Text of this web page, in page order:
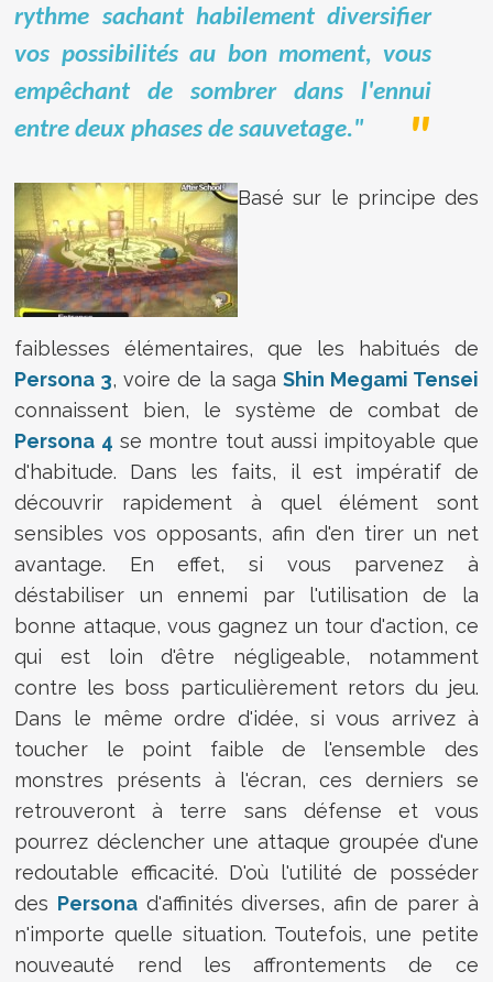
rythme sachant habilement diversifier
vos possibilités au bon moment, vous
empêchant de sombrer dans l'ennui
entre deux phases de sauvetage."
Basé sur le principe des
faiblesses élémentaires, que les habitués de
Persona 3, voire de la saga Shin Megami Tensei
connaissent bien, le système de combat de
Persona 4 se montre tout aussi impitoyable que
d'habitude. Dans les faits, il est impératif de
découvrir rapidement à quel élément sont
sensibles vos opposants, afin d'en tirer un net
avantage. En effet, si vous parvenez à
déstabiliser un ennemi par l'utilisation de la
bonne attaque, vous gagnez un tour d'action, ce
qui est loin d'être négligeable, notamment
contre les boss particulièrement retors du jeu.
Dans le même ordre d'idée, si vous arrivez à
toucher le point faible de l'ensemble des
monstres présents à l'écran, ces derniers se
retrouveront à terre sans défense et vous
pourrez déclencher une attaque groupée d'une
redoutable efficacité. D'où l'utilité de posséder
des Persona d'affinités diverses, afin de parer à
n'importe quelle situation. Toutefois, une petite
nouveauté rend les affrontements de ce